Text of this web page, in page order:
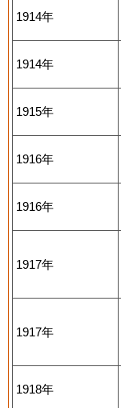
1914年
1914年
1915年
1916年
1916年
1917年
1917年
1918年